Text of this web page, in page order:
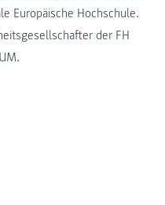
Europäische Hochschule.
der FH